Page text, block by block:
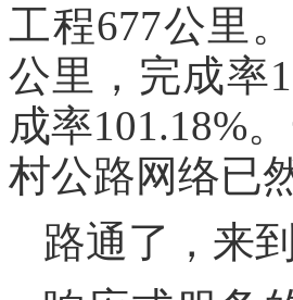
工程677公里
公里，完成率
成率101.18%
村公路网络已
路通了，来